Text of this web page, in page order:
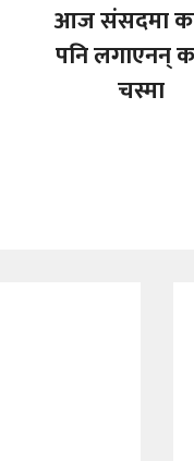
आज संसदमा
पनि लगाएनन्
चस्मा